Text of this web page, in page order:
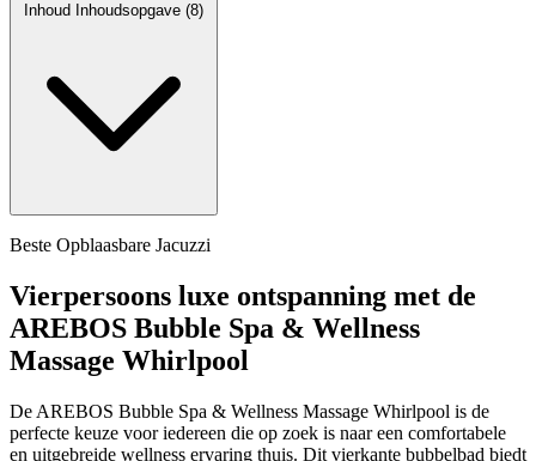
Inhoud Inhoudsopgave (8)
Beste Opblaasbare Jacuzzi
Vierpersoons luxe ontspanning met de
AREBOS Bubble Spa & Wellness
Massage Whirlpool
De AREBOS Bubble Spa & Wellness Massage Whirlpool is de
perfecte keuze voor iedereen die op zoek is naar een comfortabele
en uitgebreide wellness ervaring thuis. Dit vierkante bubbelbad biedt